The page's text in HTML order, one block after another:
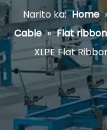
Narito ka: Home
Cable » Flat
XLPE Flat